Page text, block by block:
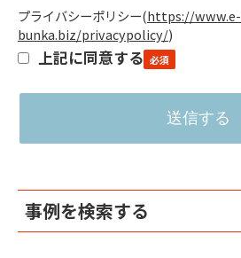
プライバシーポリシー(https://www.e-
bunka.biz/privacypolicy/)
上記に同意する
事例を検索する